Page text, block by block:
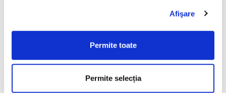
Afişare
Permite toate
Permite selecția